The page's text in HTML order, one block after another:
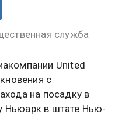
служба
United
с
на посадку в
Ньюарк в штате Нью-